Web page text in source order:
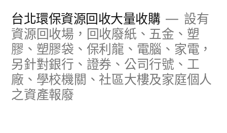
台北環保資源回收大量收購
設有
資源回收場，回收廢紙、五金、塑
膠、塑膠袋、保利龍、電腦、家電，
另針對銀行、證券、公司行號、工
廠、學校機關、社區大樓及家庭個人
之資產報廢